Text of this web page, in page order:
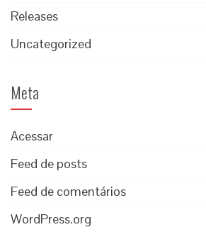
Releases
Uncategorized
Meta
Acessar
Feed de posts
Feed de comentários
WordPress.org